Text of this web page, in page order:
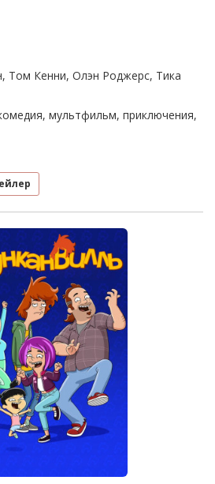
Том Кенни, Олэн Роджерс, Тика
мультфильм, приключения,